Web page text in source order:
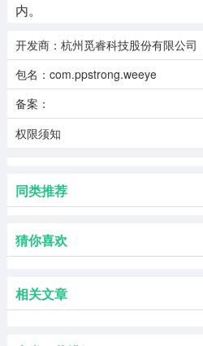
内。
开发商：杭州觅睿科技股份有限公司
包名：com.ppstrong.weeye
备案：
权限须知
同类推荐
猜你喜欢
相关文章